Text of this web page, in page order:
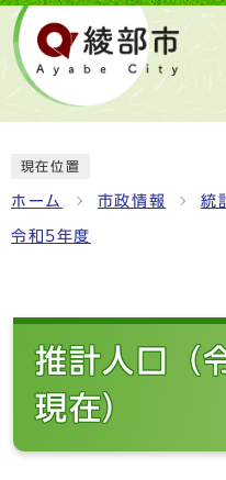
現在位置
ホーム 市政情報 統
令和5年度
推計人口（
現在）